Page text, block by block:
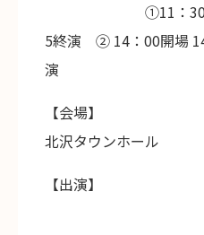
①11：30開場
5終演 ② 14：00開場
【会場】
北沢タウンホール
【出